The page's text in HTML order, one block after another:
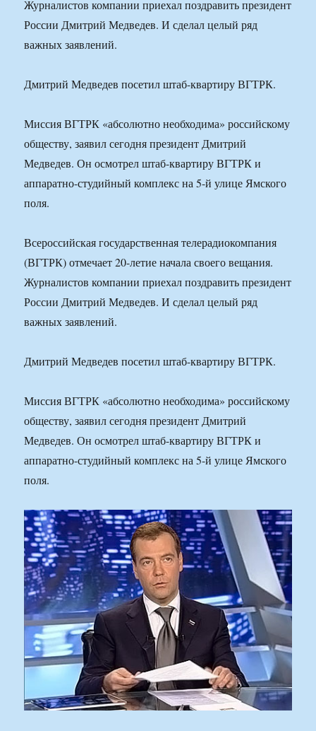
Журналистов компании приехал поздравить президент
России Дмитрий Медведев. И сделал целый ряд
важных заявлений.
Дмитрий Медведев посетил штаб-квартиру ВГТРК.
Миссия ВГТРК «абсолютно необходима» российскому
обществу, заявил сегодня президент Дмитрий
Медведев. Он осмотрел штаб-квартиру ВГТРК и
аппаратно-студийный комплекс на 5-й улице Ямского
поля.
Всероссийская государственная телерадиокомпания
(ВГТРК) отмечает 20-летие начала своего вещания.
Журналистов компании приехал поздравить президент
России Дмитрий Медведев. И сделал целый ряд
важных заявлений.
Дмитрий Медведев посетил штаб-квартиру ВГТРК.
Миссия ВГТРК «абсолютно необходима» российскому
обществу, заявил сегодня президент Дмитрий
Медведев. Он осмотрел штаб-квартиру ВГТРК и
аппаратно-студийный комплекс на 5-й улице Ямского
поля.